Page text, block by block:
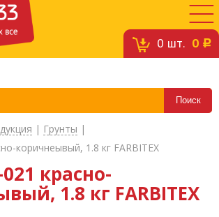
0 шт. 0 c
| Грунты |
коричнеывый, 1.8 кг FARBITEX
красно-
1.8 кг FARBITEX